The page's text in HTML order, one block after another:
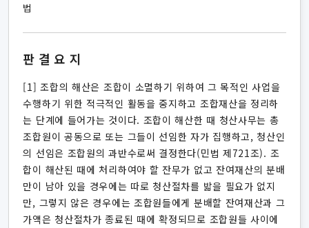
법
판결요지
[1] 조합의 해산은 조합이 소멸하기 위하여 그 목적인 사업을
수행하기 위한 적극적인 활동을 중지하고 조합재산을 정리하
는 단계에 들어가는 것이다. 조합이 해산한 때 청산사무는 총
조합원이 공동으로 또는 그들이 선임한 자가 집행하고, 청산인
의 선임은 조합원의 과반수로써 결정한다(민법 제721조). 조
합이 해산된 때에 처리하여야 할 잔무가 없고 잔여재산의 분배
만이 남아 있을 경우에는 따로 청산절차를 밟을 필요가 없지
만, 그렇지 않은 경우에는 조합원들에게 분배할 잔여재산과 그
가액은 청산절차가 종료된 때에 확정되므로 조합원들 사이에